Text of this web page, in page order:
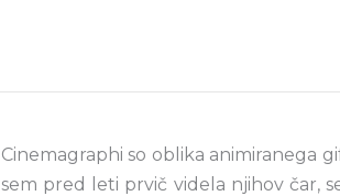
Cinemagraphi so oblika animiranega
sem pred leti prvič videla njihov čar,